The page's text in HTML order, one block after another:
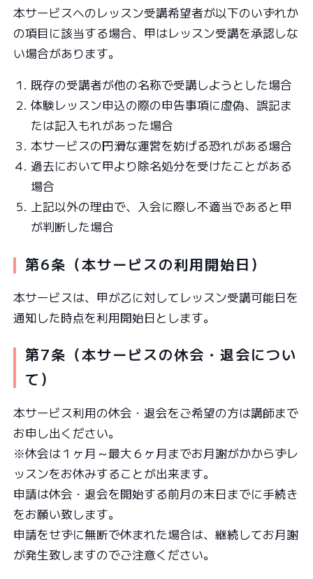
本サービスへのレッスン受講希望者が以下のいずれか
の項目に該当する場合、甲はレッスン受講を承認しな
い場合があります。
既存の受講者が他の名称で受講しようとした場合
体験レッスン申込の際の申告事項に虚偽、誤記ま
たは記入もれがあった場合
本サービスの円滑な運営を妨げる恐れがある場合
過去において甲より除名処分を受けたことがある
場合
上記以外の理由で、入会に際し不適当であると甲
が判断した場合
第6条（本サービスの利用開始日）
本サービスは、甲が乙に対してレッスン受講可能日を
通知した時点を利用開始日とします。
第7条（本サービスの休会・退会につい
て）
本サービス利用の休会・退会をご希望の方は講師まで
お申し出ください。
※休会は１ヶ月～最大６ヶ月までお月謝がかからずレ
ッスンをお休みすることが出来ます。
申請は休会・退会を開始する前月の末日までに手続き
をお願い致します。
申請をせずに無断で休まれた場合は、継続してお月謝
が発生致しますのでご注意ください。